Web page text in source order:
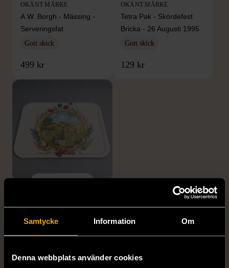
Samtycke Information Om
Denna webbplats använder cookies
OKÄNT MÄRKE
A.W. Borgh - Mässing -
Serveringsfat
Gott skick
499 kr
OKÄNT MÄRKE
Tetra Pak - Skördefest
Bricka - 26 Augusti 1995
Gott skick
129 kr
Tetra Pak - Skördefest
Bricka - 26 Augusti 1995
Gott skick
129 kr